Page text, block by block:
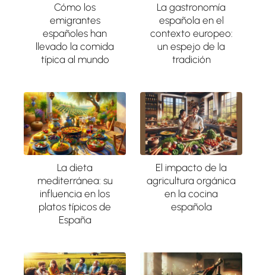
Cómo los
emigrantes
españoles han
llevado la comida
típica al mundo
La gastronomía
española en el
contexto europeo:
un espejo de la
tradición
La dieta
mediterránea: su
influencia en los
platos típicos de
España
El impacto de la
agricultura orgánica
en la cocina
española